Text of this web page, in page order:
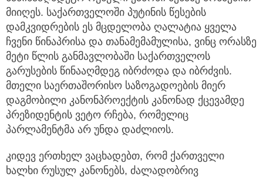
მიიღეს. საქართველოში პუტინის წესების
დამკვიდრების ეს მცდელობა ღალატია ყველა
ჩვენი წინაპრისა და თანამემამულისა, ვინც ორასზე
მეტი წლის განმავლობაში საქართველოს
გარუსების წინააღმდეგ იბრძოდა და იბრძვის.
მთელი საერთაშორისო საზოგადოების მიერ
დაგმობილი კანონპროექტის კანონად ქცევამდე
პრეზიდენტის ვეტო რჩება, რომელიც
პარლამენტმა არ უნდა დაძლიოს.
კიდევ ერთხელ ვაცხადებთ, რომ ქართველი
ხალხი რუსულ კანონებს, ძალადობრივ